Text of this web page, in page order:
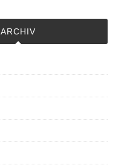
ARCHIV